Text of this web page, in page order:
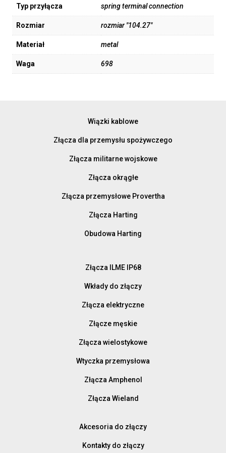
Typ przyłącza spring terminal connection
Rozmiar rozmiar "104.27"
Materiał metal
Waga 698
Wiązki kablowe
Złącza dla przemysłu spożywczego
Złącza militarne wojskowe
Złącza okrągłe
Złącza przemysłowe Provertha
Złącza Harting
Obudowa Harting
Złącza ILME IP68
Wkłady do złączy
Złącza elektryczne
Złącze męskie
Złącza wielostykowe
Wtyczka przemysłowa
Złącza Amphenol
Złącza Wieland
Akcesoria do złączy
Kontakty do złączy